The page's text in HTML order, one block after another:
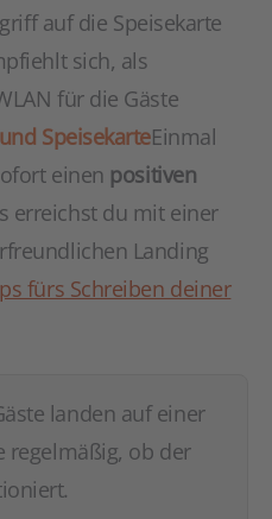
auf die Speisekarte
sich, als
für die Gäste
SpeisekarteEinmal
einen positiven
erreichst du mit einer
Landing
fürs Schreiben deiner
landen auf einer
regelmäßig, ob der